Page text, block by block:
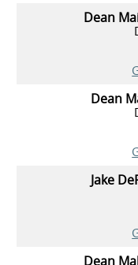
Dean
Dean
Jake
Dean